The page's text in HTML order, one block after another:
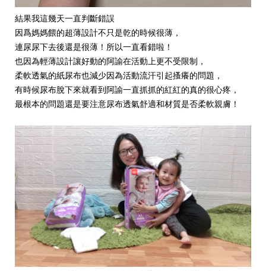
結果我這幾天一直判斷錯誤
因爲媽媽餵的超薄設計不只是乾的時候很薄，
連尿尿下去後還是很薄！所以一直看錯啦！
也因為輕薄設計讓好動的阿諭在活動上更不受限制，
柔軟透氣的紙尿布也減少因為活動流汗引起搔癢的問題，
有時候尿布脫下來就看到阿諭一直抓抓的紅紅的真的很心疼，
最根本的問題還是要注意尿布透氣舒適和材質是否柔軟親膚！